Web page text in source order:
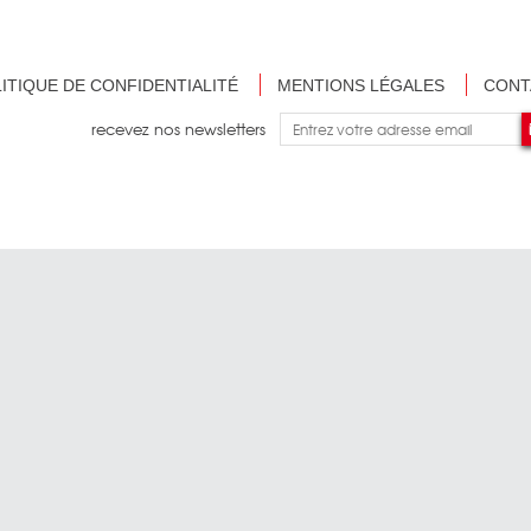
DE CONFIDENTIALITÉ MENTIONS LÉGALES
recevez nos newsletters